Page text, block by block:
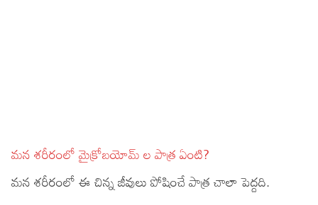
మన శరీరంలో మైక్రోబయోమ్ ల పాత్ర ఏంటి?
మన శరీరంలో ఈ చిన్న జీవులు పోషించే పాత్ర చాలా పెద్దది.